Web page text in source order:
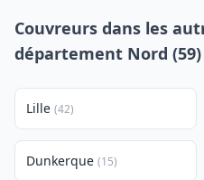
Couvreurs dans les
département Nord (59)
Lille (42)
Dunkerque (15)